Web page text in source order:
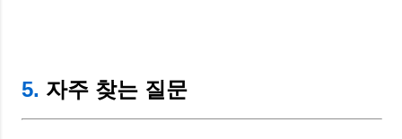
5. 자주 찾는 질문